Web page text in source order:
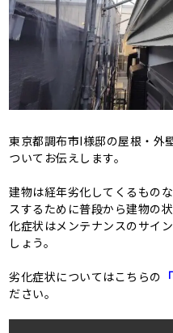
東京都調布市I様邸の屋根・外
ついてお伝えします。
建物は経年劣化してくるもの
スするために普段から建物の
化症状はメンテナンスのサイ
しょう。
劣化症状についてはこちらの
ださい。